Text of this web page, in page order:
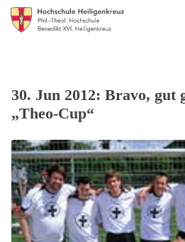
30. Jun 2012: Bravo, gut
„Theo-Cup“